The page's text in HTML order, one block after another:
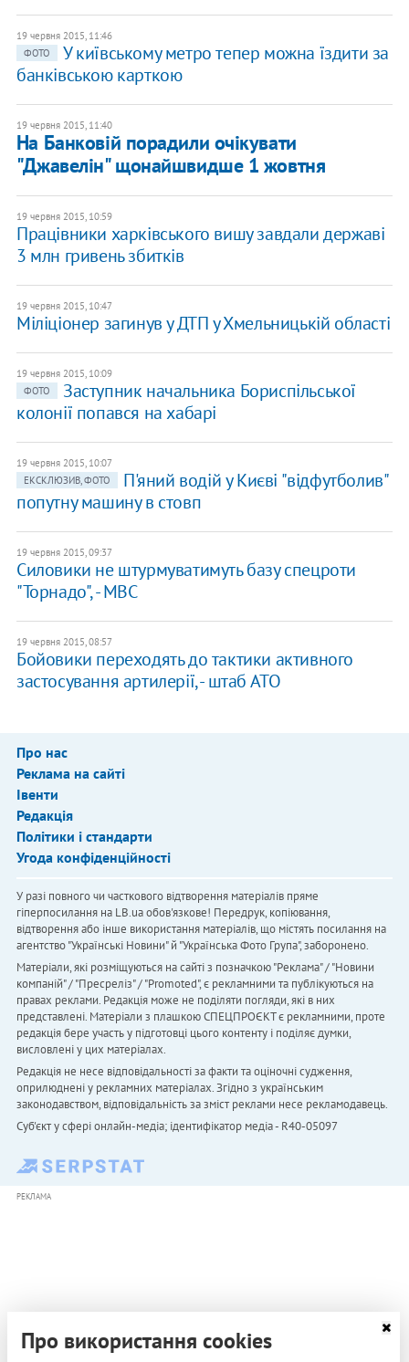
19 червня 2015, 11:46
ФОТО
У київському метро тепер можна їздити за
банківською карткою
19 червня 2015, 11:40
На Банковій порадили очікувати
"Джавелін" щонайшвидше 1 жовтня
19 червня 2015, 10:59
Працівники харківського вишу завдали державі
3 млн гривень збитків
19 червня 2015, 10:47
Міліціонер загинув у ДТП у Хмельницькій області
19 червня 2015, 10:09
ФОТО
Заступник начальника Бориспільської
колонії попався на хабарі
19 червня 2015, 10:07
ЕКСКЛЮЗИВ, ФОТО
П'яний водій у Києві "відфутболив"
попутну машину в стовп
19 червня 2015, 09:37
Силовики не штурмуватимуть базу спецроти
"Торнадо", - МВС
19 червня 2015, 08:57
Бойовики переходять до тактики активного
застосування артилерії, - штаб АТО
Про нас
Реклама на сайті
Івенти
Редакція
Політики і стандарти
Угода конфіденційності
У разі повного чи часткового відтворення матеріалів пряме
гіперпосилання на LB.ua обов'язкове! Передрук, копіювання,
відтворення або інше використання матеріалів, що містять посилання на
агентство "Українськi Новини" й "Українська Фото Група", заборонено.
Матеріали, які розміщуються на сайті з позначкою "Реклама" / "Новини
компаній" / "Пресреліз" / "Promoted", є рекламними та публікуються на
правах реклами. Редакція може не поділяти погляди, які в них
представлені. Матеріали з плашкою СПЕЦПРОЄКТ є рекламними, проте
редакція бере участь у підготовці цього контенту і поділяє думки,
висловлені у цих матеріалах.
Редакція не несе відповідальності за факти та оціночні судження,
оприлюднені у рекламних матеріалах. Згідно з українським
законодавством, відповідальність за зміст реклами несе рекламодавець.
Cуб'єкт у сфері онлайн-медіа; ідентифікатор медіа - R40-05097
РЕКЛАМА
Про використання cookies